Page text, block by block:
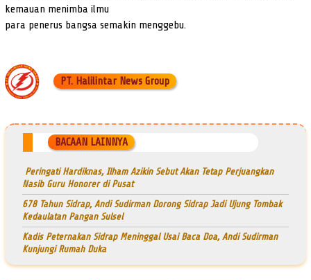
kemauan menimba ilmu
para penerus bangsa semakin menggebu.
PT. Halilintar News Group
BACAAN LAINNYA
Peringati Hardiknas, Ilham Azikin Sebut Akan Tetap Perjuangkan
Nasib Guru Honorer di Pusat
678 Tahun Sidrap, Andi Sudirman Dorong Sidrap Jadi Ujung Tombak
Kedaulatan Pangan Sulsel
Kadis Peternakan Sidrap Meninggal Usai Baca Doa, Andi Sudirman
Kunjungi Rumah Duka